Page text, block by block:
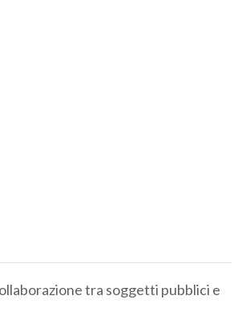
tra soggetti pubblici e